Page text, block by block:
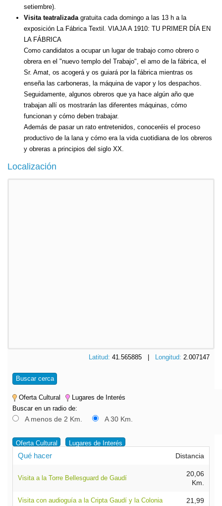
setiembre).
Visita teatralizadagratuita cada domingo a las 13 h a la
exposición La Fábrica Textil. VIAJA A 1910: TU PRIMER DÍA EN
LA FÁBRICA
Como candidatos a ocupar un lugar de trabajo como obrero o
obrera en el "nuevo templo del Trabajo", el amo de la fábrica, el
Sr. Amat, os acogerá y os guiará por la fábrica mientras os
enseña las carboneras, la máquina de vapor y los despachos.
Seguidamente, algunos obreros que ya hace algún año que
trabajan allí os mostrarán las diferentes máquinas, cómo
funcionan y cómo deben trabajar.
Además de pasar un rato entretenidos, conoceréis el proceso
productivo de la lana y cómo era la vida cuotidiana de los obreros
y obreras a principios del siglo XX.
Localización
Latitud: 41.565885 | Longitud: 2.007147
Buscar cerca
Oferta Cultural
Lugares de Interés
Buscar en un radio de:
A menos de 2 Km. A 30 Km.
Oferta Cultural Lugares de Interés
Qué hacer Distancia
Visita a la Torre Bellesguard de Gaudí
20,06
Km.
Visita con audioguía a la Cripta Gaudí y la Colonia
21,99